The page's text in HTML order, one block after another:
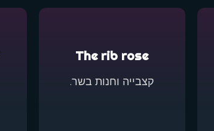
The rib rose
קצבייה וחנות בשר.